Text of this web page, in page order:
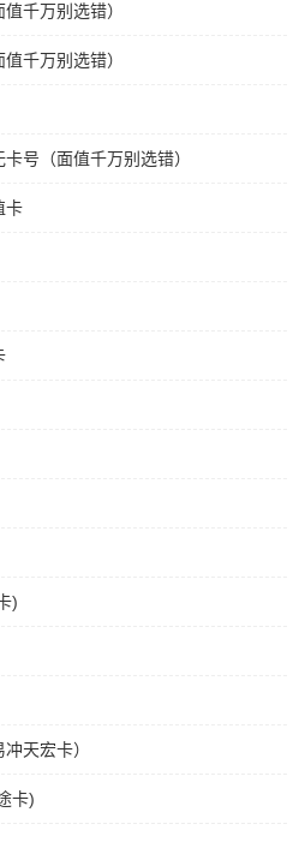
千万别选错）
千万别选错）
号（面值千万别选错）
卡
)
天宏卡）
卡)